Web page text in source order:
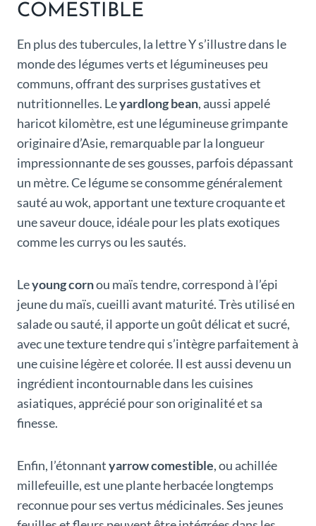
COMESTIBLE
En plus des tubercules, la lettre Y s’illustre dans le
monde des légumes verts et légumineuses peu
communs, offrant des surprises gustatives et
nutritionnelles. Leyardlong bean, aussi appelé
haricot kilomètre, est une légumineuse grimpante
originaire d’Asie, remarquable par la longueur
impressionnante de ses gousses, parfois dépassant
un mètre. Ce légume se consomme généralement
sauté au wok, apportant une texture croquante et
une saveur douce, idéale pour les plats exotiques
comme les currys ou les sautés.
Leyoung cornou maïs tendre, correspond à l’épi
jeune du maïs, cueilli avant maturité. Très utilisé en
salade ou sauté, il apporte un goût délicat et sucré,
avec une texture tendre qui s’intègre parfaitement à
une cuisine légère et colorée. Il est aussi devenu un
ingrédient incontournable dans les cuisines
asiatiques, apprécié pour son originalité et sa
finesse.
Enfin, l’étonnantyarrow comestible, ou achillée
millefeuille, est une plante herbacée longtemps
reconnue pour ses vertus médicinales. Ses jeunes